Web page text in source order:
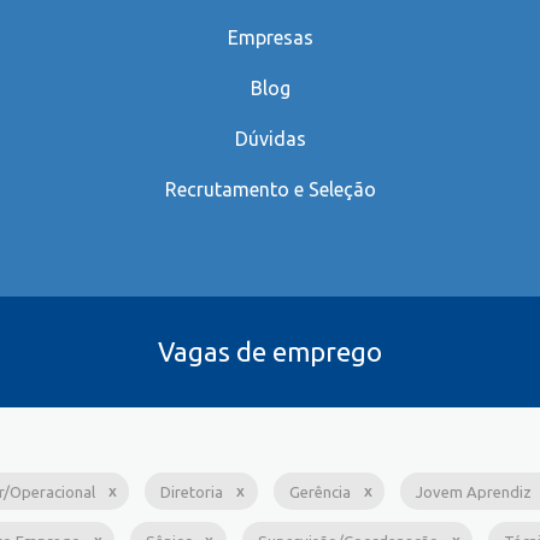
Empresas
Blog
Dúvidas
Recrutamento e Seleção
Vagas de emprego
Operacional Diretoria Gerência Jovem Aprendiz